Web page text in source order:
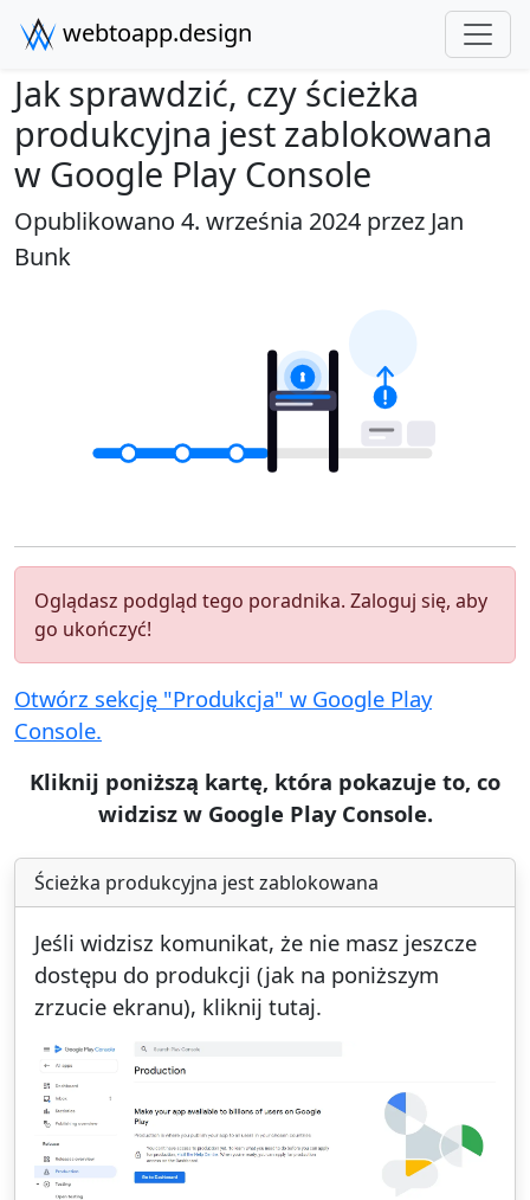
webtoapp.design
Jak sprawdzić, czy ścieżka
produkcyjna jest zablokowana
w Google Play Console
Opublikowano 4. września 2024 przez Jan
Bunk
Oglądasz podgląd tego poradnika. Zaloguj się, aby
go ukończyć!
Otwórz sekcję "Produkcja" w Google Play
Console.
Kliknij poniższą kartę, która pokazuje to, co
widzisz w Google Play Console.
Ścieżka produkcyjna jest zablokowana
Jeśli widzisz komunikat, że nie masz jeszcze
dostępu do produkcji (jak na poniższym
zrzucie ekranu), kliknij tutaj.